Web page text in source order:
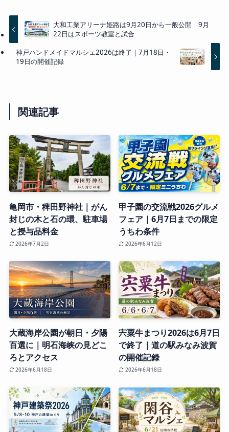
大和工業アリーナ姫路は9月20日から一般公開｜9月
22日はスポーツ教室と試合
神戸ハンドメイドマルシェ2026は終了｜7月18日・
19日の開催記録
関連記事
亀岡市・稗田野神社｜がん
封じの木と石の環、駐車場
と授与品料金
2026年7月2日
甲子園の交流戦2026グルメ
フェア｜6月7日までの限定
うちわ条件
2026年6月12日
大蔵海岸公園が朝日・夕陽
百選に｜明石海峡の見どこ
ろとアクセス
2026年6月18日
宍粟牛まつり2026は6月7日
で終了｜道の駅みなみ波賀
の開催記録
2026年6月18日